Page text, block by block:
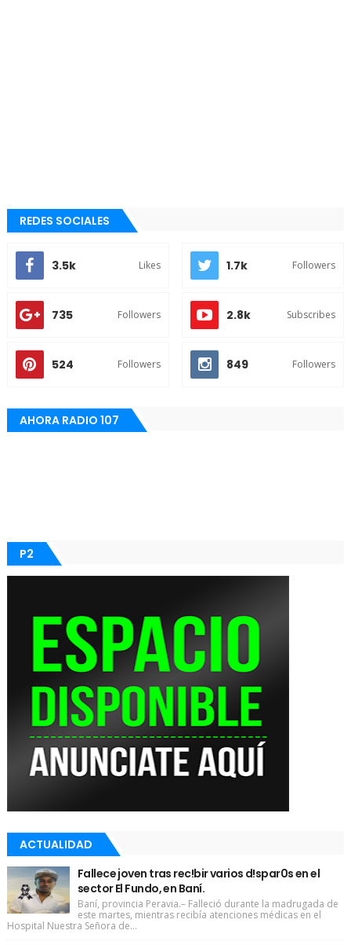
REDES SOCIALES
3.5k Likes 1.7k Followers
735 Followers 2.8k Subscribes
524 Followers 849 Followers
AHORA RADIO 107
P2
ACTUALIDAD
Fallece joven tras rec!bir varios d!spar0s en el
sector El Fundo, en Baní.
Baní, provincia Peravia.– Falleció durante la madrugada de
este martes, mientras recibía atenciones médicas en el
Hospital Nuestra Señora de...